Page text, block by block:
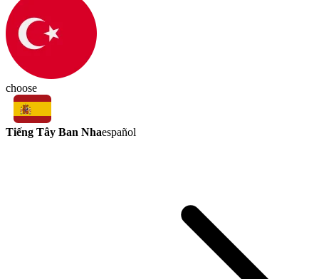
choose
Tiếng Tây Ban Nhaespañol